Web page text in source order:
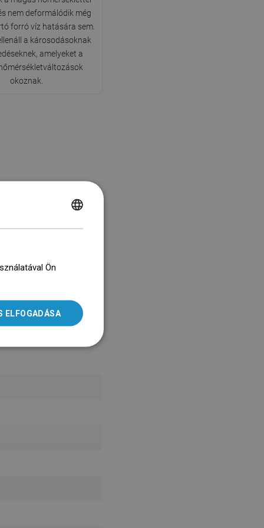
nem deformálódik még
forró víz hatására sem.
a károsodásoknak
amelyeket a
okoznak.
LITHUANIAN
Ön
ELFOGADÁSA